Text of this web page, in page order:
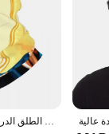
مطبوعة ماجيك وشاح للرجال والنساء ، كسر سيئة باندانا ، باندانا الدافئة ، الرقبة الجراب ، في الهواء الطلق الدراجات الرياضية ، الشتاء